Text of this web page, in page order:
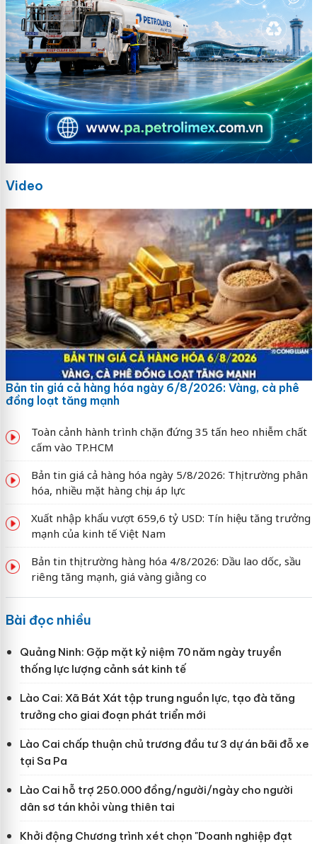
Video
Bản tin giá cả hàng hóa ngày 6/8/2026: Vàng, cà phê
đồng loạt tăng mạnh
Toàn cảnh hành trình chặn đứng 35 tấn heo nhiễm chất
cấm vào TP.HCM
Bản tin giá cả hàng hóa ngày 5/8/2026: Thị trường phân
hóa, nhiều mặt hàng chịu áp lực
Xuất nhập khẩu vượt 659,6 tỷ USD: Tín hiệu tăng trưởng
mạnh của kinh tế Việt Nam
Bản tin thị trường hàng hóa 4/8/2026: Dầu lao dốc, sầu
riêng tăng mạnh, giá vàng giằng co
Bài đọc nhiều
Quảng Ninh: Gặp mặt kỷ niệm 70 năm ngày truyền
thống lực lượng cảnh sát kinh tế
Lào Cai: Xã Bát Xát tập trung nguồn lực, tạo đà tăng
trưởng cho giai đoạn phát triển mới
Lào Cai chấp thuận chủ trương đầu tư 3 dự án bãi đỗ xe
tại Sa Pa
Lào Cai hỗ trợ 250.000 đồng/người/ngày cho người
dân sơ tán khỏi vùng thiên tai
Khởi động Chương trình xét chọn "Doanh nghiệp đạt